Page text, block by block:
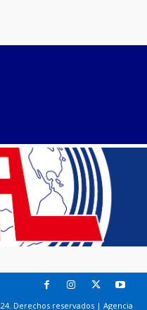
Derechos reservados | Agencia